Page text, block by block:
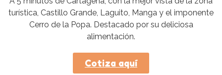
turística, Castillo Grande, Laguito, Manga y el imponente
Cerro de la Popa. Destacado por su deliciosa
alimentación.
Cotiza aquí